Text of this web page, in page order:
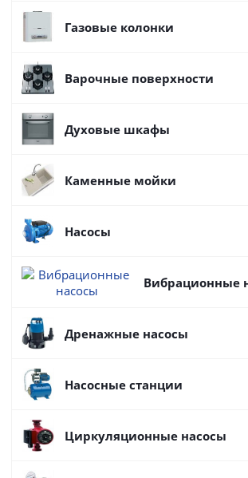
Газовые колонки
Варочные поверхности
Духовые шкафы
Каменные мойки
Насосы
Вибрационные
Дренажные насосы
Насосные станции
Циркуляционные насосы